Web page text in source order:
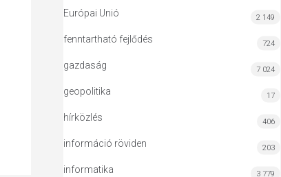
Európai Unió 2 149
fenntartható fejlődés 724
gazdaság 7 024
geopolitika 17
hírközlés 406
információ röviden 203
informatika 3 779